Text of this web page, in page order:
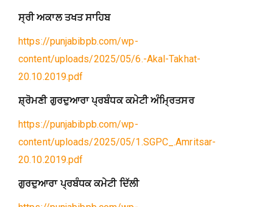
ਸ੍ਰੀ ਅਕਾਲ ਤਖਤ ਸਾਹਿਬ
https://punjabibpb.com/wp-
content/uploads/2025/05/6.-Akal-Takhat-
20.10.2019.pdf
ਸ਼੍ਰੋਮਣੀ ਗੁਰਦੁਆਰਾ ਪ੍ਰਬੰਧਕ ਕਮੇਟੀ ਅੰਮ੍ਰਿਤਸਰ
https://punjabibpb.com/wp-
content/uploads/2025/05/1.SGPC_.Amritsar-
20.10.2019.pdf
ਗੁਰਦੁਆਰਾ ਪ੍ਰਬੰਧਕ ਕਮੇਟੀ ਦਿੱਲੀ